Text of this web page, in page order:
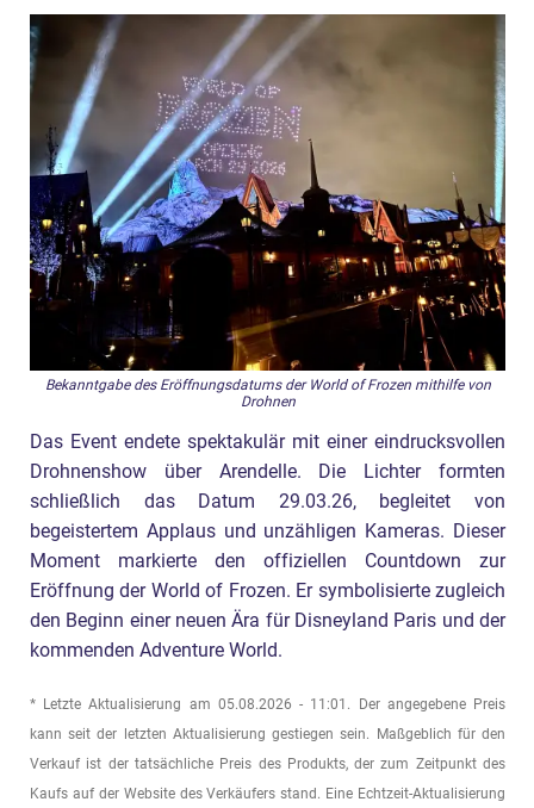
Bekanntgabe des Eröffnungsdatums der World of Frozen mithilfe von
Drohnen
Das Event endete spektakulär mit einer eindrucksvollen
Drohnenshow über Arendelle. Die Lichter formten
schließlich das Datum 29.03.26, begleitet von
begeistertem Applaus und unzähligen Kameras. Dieser
Moment markierte den offiziellen Countdown zur
Eröffnung der World of Frozen. Er symbolisierte zugleich
den Beginn einer neuen Ära für Disneyland Paris und der
kommenden Adventure World.
* Letzte Aktualisierung am 05.08.2026 - 11:01. Der angegebene Preis
kann seit der letzten Aktualisierung gestiegen sein. Maßgeblich für den
Verkauf ist der tatsächliche Preis des Produkts, der zum Zeitpunkt des
Kaufs auf der Website des Verkäufers stand. Eine Echtzeit-Aktualisierung